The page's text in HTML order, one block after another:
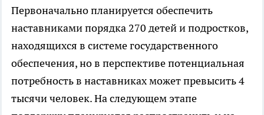
Первоначально планируется обеспечить
наставниками порядка 270 детей и подростков,
находящихся в системе государственного
обеспечения, но в перспективе потенциальная
потребность в наставниках может превысить 4
тысячи человек. На следующем этапе